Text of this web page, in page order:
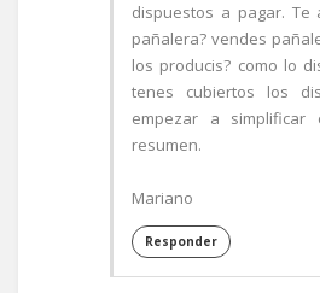
dispuestos a pagar. Te
pañalera? vendes
los producis? como lo
tenes cubiertos los
empezar a
resumen.
Mariano
Responder